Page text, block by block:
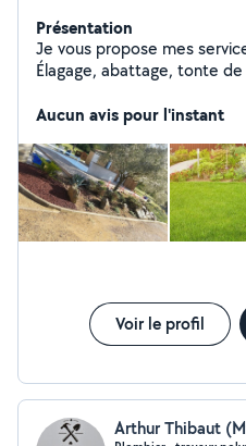
Présentation
Je vous propose mes
Élagage, abattage, tonte
déplace sur Marseille et
Aucun avis pour l'instant
Voir le profil
Arthur Thibaut